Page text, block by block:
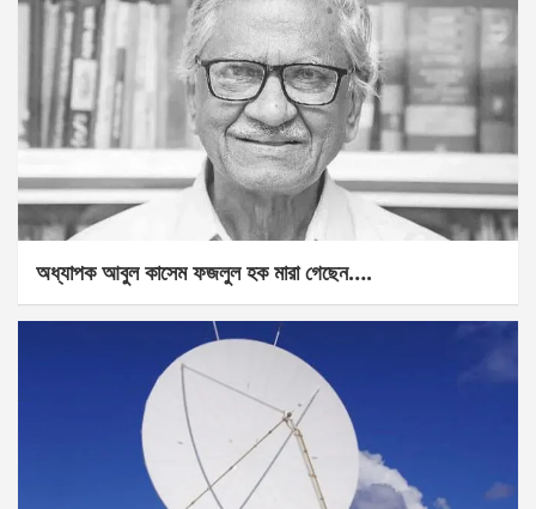
অধ্যাপক আবুল কাসেম ফজলুল হক মারা গেছেন….